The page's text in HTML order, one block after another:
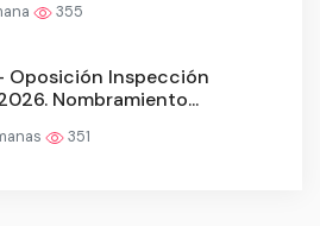
355
Oposición Inspección
Nombramiento...
351